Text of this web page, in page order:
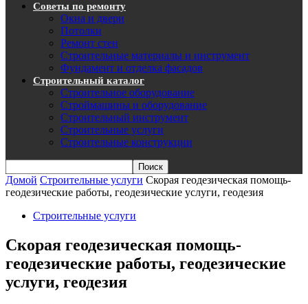
Советы по ремонту
Окна и двери
Потолки
Ремонт стен
Строительные материалы и инструмент
Фундамент и отделка фасадов
Строительный каталог
Строительное оборудование
Строймашины и оборудование
Строительный инструмент
Строительные услуги
Строительные конструкции
Домой Строительные услуги Cкорая геодезическая помощь-
геодезические работы, геодезические услуги, геодезия
Строительные услуги
Cкорая геодезическая помощь-
геодезические работы, геодезические
услуги, геодезия